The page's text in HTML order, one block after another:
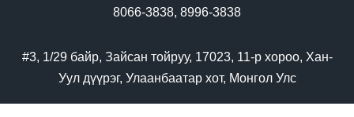
8066-3838, 8996-3838
#3, 1/29 байр, Зайсан тойруу, 17023, 11-р хороо, Хан-
Уул дүүрэг, Улаанбаатар хот, Монгол Улс